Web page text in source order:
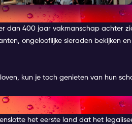
dan 400 jaar vakmanschap achter
ongelooflijke sieraden bekijken
kun je toch genieten van hun
het eerste land dat het